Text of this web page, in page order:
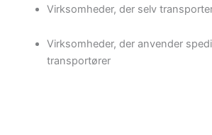
Virksomheder, der selv
Virksomheder, der anvender
transportører